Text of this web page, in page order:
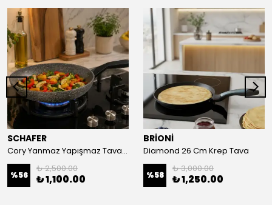
SCHAFER
Cory Yanmaz Yapışmaz Tava-26 Cm
%56
₺ 2,500.00
₺ 1,100.00
BRİONİ
Diamond 26 Cm Krep Tava
%58
₺ 3,000.00
₺ 1,250.00